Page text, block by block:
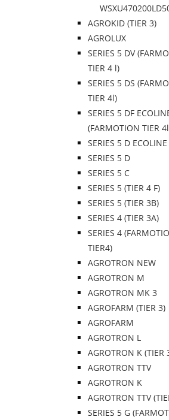
AGROKID (TIER 3)
AGROLUX
SERIES 5 DV
TIER 4 l)
SERIES 5 DS
TIER 4l)
SERIES 5 DF
(FARMOTION TIER
SERIES 5 D ECOLINE
SERIES 5 D
SERIES 5 C
SERIES 5 (TIER 4 F)
SERIES 5 (TIER 3B)
SERIES 4 (TIER 3A)
SERIES 4
TIER4)
AGROTRON NEW
AGROTRON M
AGROTRON MK 3
AGROFARM (TIER 3)
AGROFARM
AGROTRON L
AGROTRON K (TIER
AGROTRON TTV
AGROTRON K
AGROTRON TTV
SERIES 5 G